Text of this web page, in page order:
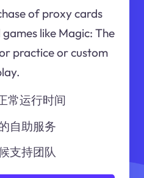
of proxy cards
like Magic: The
practice or custom
常运行时间
自助服务
支持团队